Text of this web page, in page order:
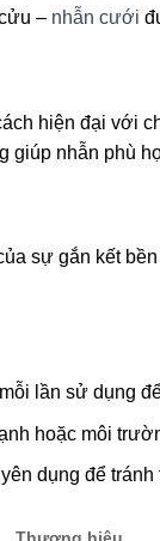
– nhẫn cưới
hiện đại với
giúp nhẫn phù
sự gắn kết
lần sử dụng
hoặc môi
dụng để